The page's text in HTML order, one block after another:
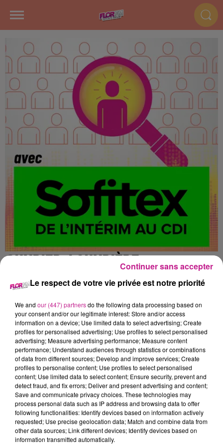
OUVRIER / OUVRIÈRE
PÉPINIÉRISTE (H/F)
Éguisheim
Nous sommes une pépinière viticole familiale, dynamique,
innovante et passionnée par la production de plants de vigne
avec une approche naturelle et écologique. Nous cultivons
notre savoir-faire depuis plusieurs générations et mettons un
point d'honneur à accompagner nos clients dans le
développement de leurs projets viticoles. Située au cœur de
la région viticole, notre entreprise propose un environnement
de travail respectueux de l'authenticité et de l'excellence.
Le respect de votre vie privée est notre priorité
We and our (447) partnersdo the following data processing based on
your consent and/or our legitimate interest: Store and/or access
information on a device; Use limited data to select advertising; Create
profiles for personalised advertising; Use profiles to select personalised
advertising; Measure advertising performance; Measure content
performance; Understand audiences through statistics or combinations
of data from different sources; Develop and improve services; Create
profiles to personalise content; Use profiles to select personalised
content; Use limited data to select content; Ensure security, prevent and
detect fraud, and fix errors; Deliver and present advertising and content;
Save and communicate privacy choices. These technologies may
process personal data such as IP address and browsing data to offer
following functionalities: Identify devices based on information actively
requested; Use precise geolocation data; Match and combine data from
other data sources; Link different devices; Identify devices based on
information transmitted automatically.
Continuer sans accepter